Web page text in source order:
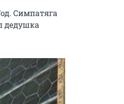
Симпатяга
дедушка